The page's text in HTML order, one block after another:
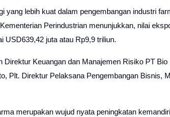
yang lebih kuat dalam pengembangan industri
Perindustrian menunjukkan, nilai
USD639,42 juta atau Rp9,9 triliun.
Direktur Keuangan dan Manajemen Risiko PT Bio
Plt. Direktur Pelaksana Pengembangan Bisnis,
merupakan wujud nyata peningkatan